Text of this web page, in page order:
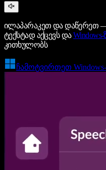
ილაპარაკეთ და დაწერეთ —
ტექსტად აქცევს დაWindows-
კითხულობს
ჩამოტვირთეთ